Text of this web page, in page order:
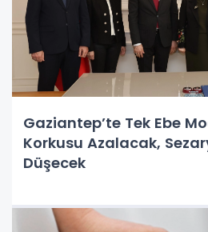
Gaziantep’te Tek Ebe
Korkusu Azalacak,
Düşecek